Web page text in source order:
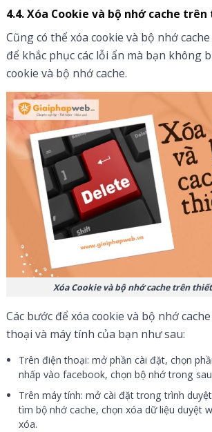
4.4. Xóa Cookie và bộ nhớ cache
Cũng có thể xóa cookie và bộ nhớ
để khắc phục các lỗi ẩn mà bạn không
cookie và bộ nhớ cache.
Xóa Cookie và bộ nhớ cache trên
Các bước để xóa cookie và bộ nhớ
thoại và máy tính của bạn như sau:
Trên điện thoại: mở phần cài đặt, chọn
nhấp vào facebook, chọn bộ nhớ trong
Trên máy tính: mở cài đặt trong trình
tìm bộ nhớ cache, chọn xóa dữ liệu duyệt
xóa.